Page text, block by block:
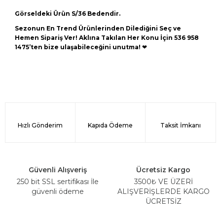
Görseldeki Ürün S/36 Bedendir.
Sezonun En Trend Ürünlerinden Dilediğini Seç ve
Hemen Sipariş Ver! Aklına Takılan Her Konu İçin 536 958
1475’ten bize ulaşabileceğini unutma! ❤
Hızlı Gönderim Kapıda Ödeme Taksit İmkanı
Güvenli Alışveriş
250 bit SSL sertifikası İle
güvenli ödeme
Ücretsiz Kargo
3500₺ VE ÜZERİ
ALIŞVERİŞLERDE KARGO
ÜCRETSİZ